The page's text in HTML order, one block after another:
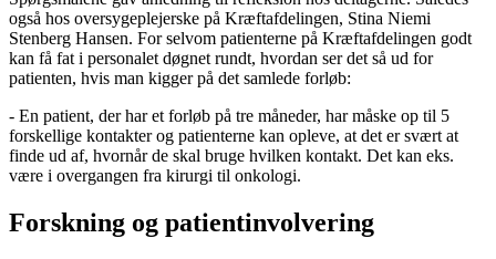
også hos oversygeplejerske på Kræftafdelingen, Stina Niemi
Stenberg Hansen. For selvom patienterne på Kræftafdelingen godt
kan få fat i personalet døgnet rundt, hvordan ser det så ud for
patienten, hvis man kigger på det samlede forløb:
- En patient, der har et forløb på tre måneder, har måske op til 5
forskellige kontakter og patienterne kan opleve, at det er svært at
finde ud af, hvornår de skal bruge hvilken kontakt. Det kan eks.
være i overgangen fra kirurgi til onkologi.
Forskning og patientinvolvering